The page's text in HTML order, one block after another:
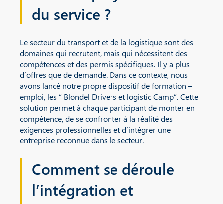
du service ?
Le secteur du transport et de la logistique sont des
domaines qui recrutent, mais qui nécessitent des
compétences et des permis spécifiques. Il y a plus
d’offres que de demande. Dans ce contexte, nous
avons lancé notre propre dispositif de formation –
emploi, les “ Blondel Drivers et logistic Camp”. Cette
solution permet à chaque participant de monter en
compétence, de se confronter à la réalité des
exigences professionnelles et d’intégrer une
entreprise reconnue dans le secteur.
Comment se déroule
l’intégration et